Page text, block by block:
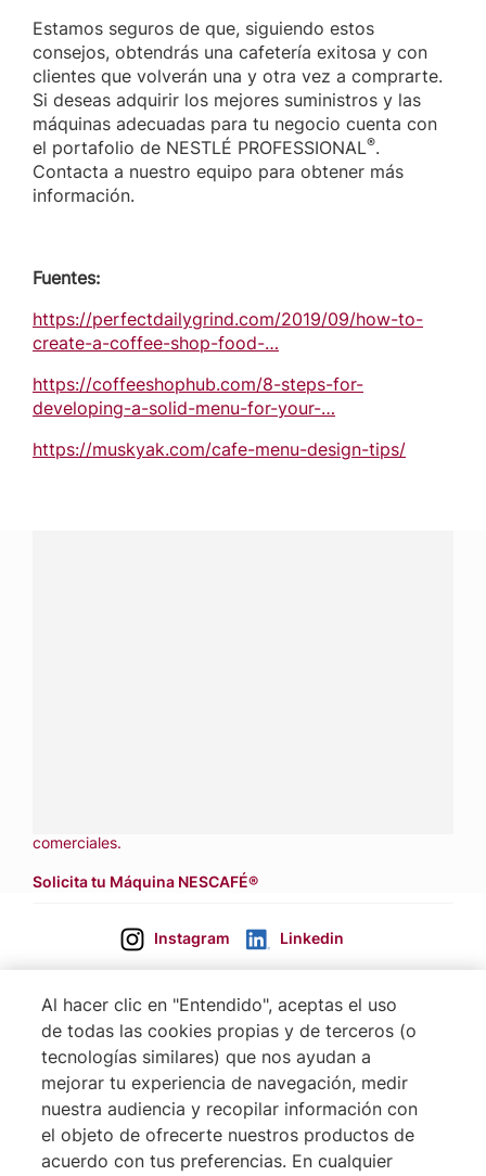
Estamos seguros de que, siguiendo estos
consejos, obtendrás una cafetería exitosa y con
clientes que volverán una y otra vez a comprarte.
Si deseas adquirir los mejores suministros y las
máquinas adecuadas para tu negocio cuenta con
el portafolio de NESTLÉ PROFESSIONAL®.
Contacta a nuestro equipo para obtener más
información.
Fuentes:
https://perfectdailygrind.com/2019/09/how-to-
create-a-coffee-shop-food-…
https://coffeeshophub.com/8-steps-for-
developing-a-solid-menu-for-your-…
https://muskyak.com/cafe-menu-design-tips/
comerciales.
Solicita tu Máquina NESCAFÉ®
Instagram Linkedin
Footer
Terminos & Condiciones
Al hacer clic en "Entendido", aceptas el uso
de todas las cookies propias y de terceros (o
tecnologías similares) que nos ayudan a
mejorar tu experiencia de navegación, medir
nuestra audiencia y recopilar información con
el objeto de ofrecerte nuestros productos de
acuerdo con tus preferencias. En cualquier